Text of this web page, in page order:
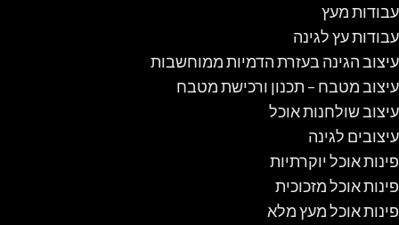
עבודות מעץ
עבודות עץ לגינה
עיצוב הגינה בעזרת הדמיות ממוחשבות
עיצוב מטבח – תכנון ורכישת מטבח
עיצוב שולחנות אוכל
עיצובים לגינה
פינות אוכל יוקרתיות
פינות אוכל מזכוכית
פינות אוכל מעץ מלא